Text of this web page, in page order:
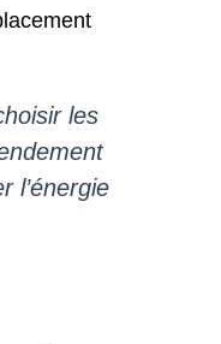
les
l’énergie